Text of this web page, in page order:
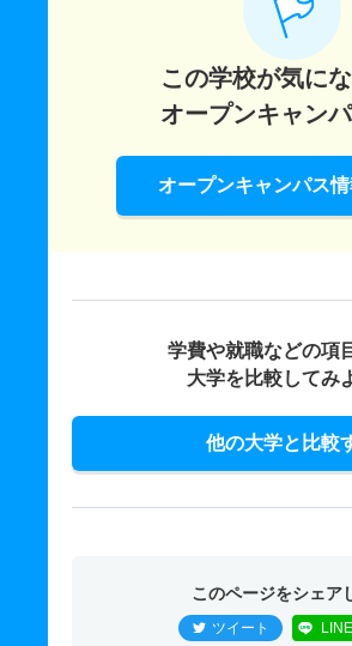
言語聴覚療法学科 一般 ニ 後期
1倍 1倍 7人 7
言語聴覚療法学科 推薦 学校推薦
5人 － 1倍 0人 0
この学校が気に
オープンキャンパ
オープンキャンパス
学費や就職などの項
大学を比較してみ
他の大学と比較
このページをシェア
ツイート